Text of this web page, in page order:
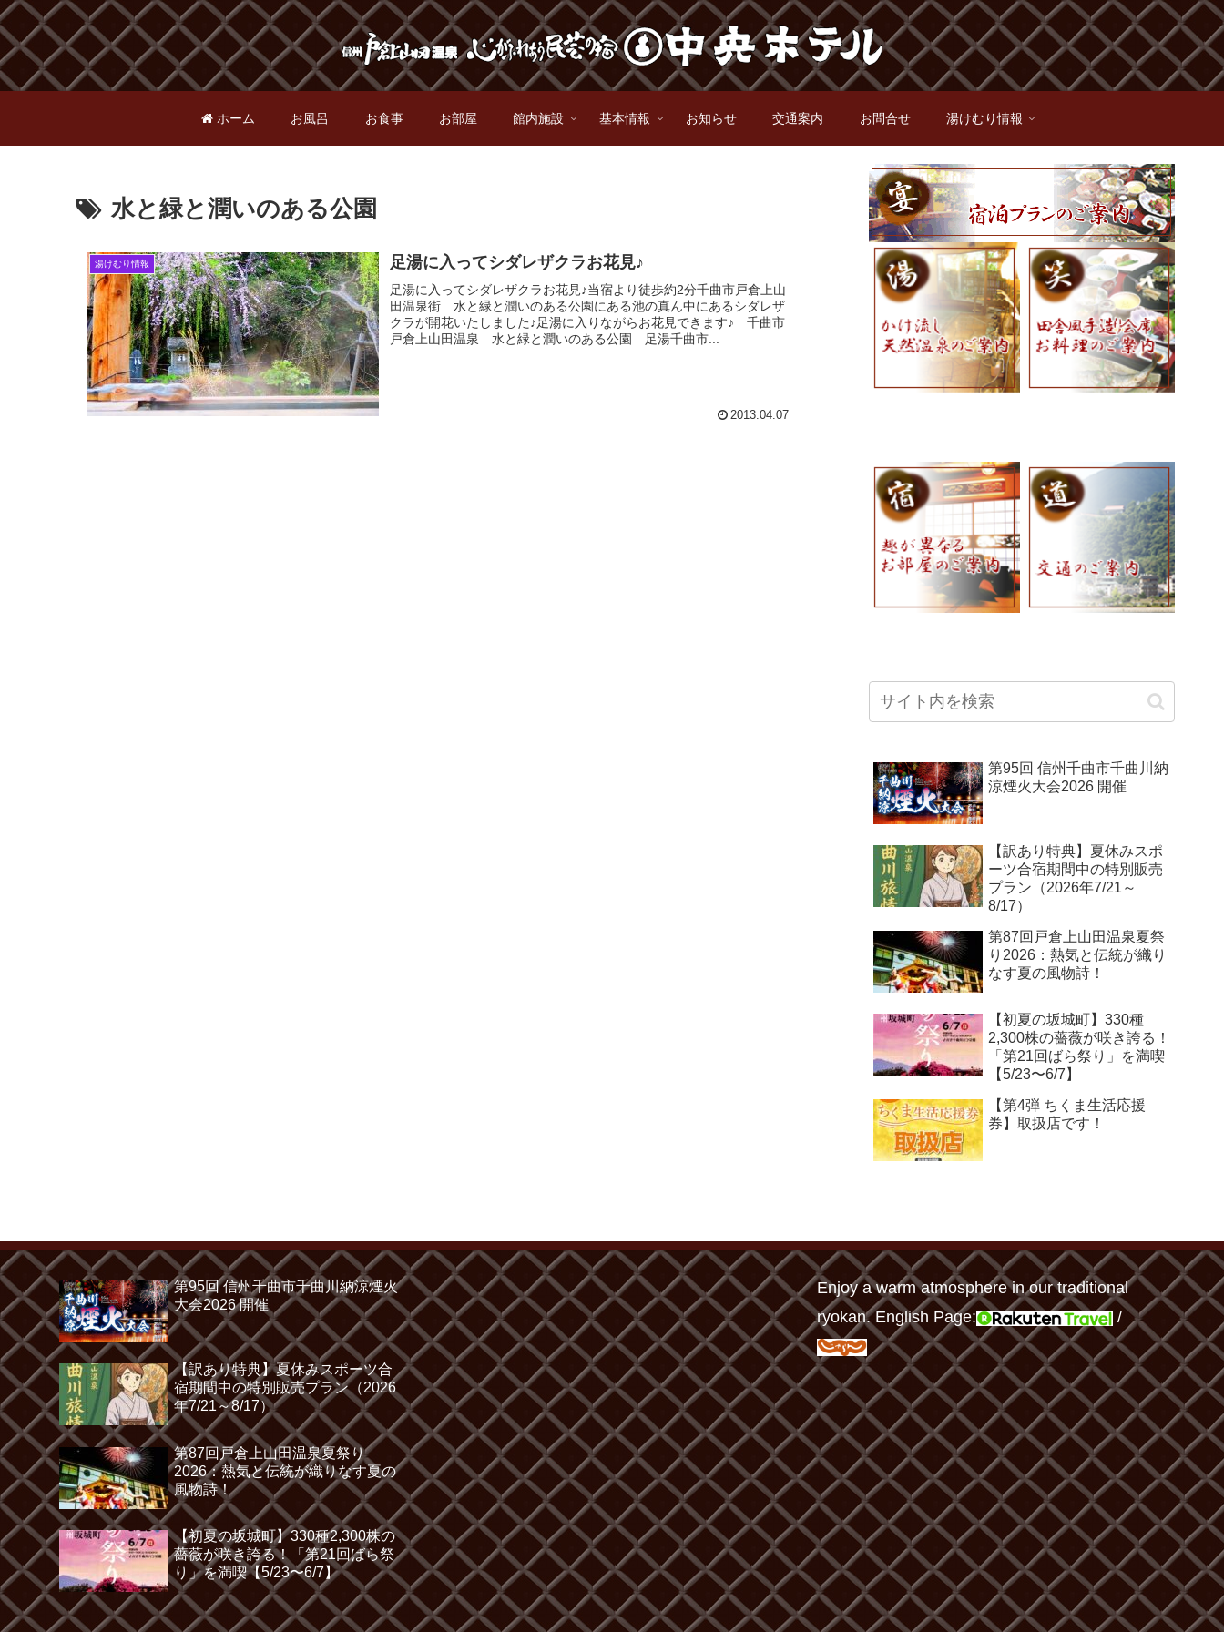
ホーム お風呂 お食事 お部屋 館内施設 基本情報 お知らせ 交通案内 お問合せ 湯けむり情報
水と緑と潤いのある公園
湯けむり情報 足湯に入ってシダレザクラお花見♪
足湯に入ってシダレザクラお花見♪当宿より徒歩約2分千曲市戸倉上山
田温泉街 水と緑と潤いのある公園にある池の真ん中にあるシダレザ
クラが開花いたしました♪足湯に入りながらお花見できます♪ 千曲市
戸倉上山田温泉 水と緑と潤いのある公園 足湯千曲市...
2013.04.07
第95回 信州千曲市千曲川納
涼煙火大会2026 開催
【訳あり特典】夏休みスポ
ーツ合宿期間中の特別販売
プラン（2026年7/21～
8/17）
第87回戸倉上山田温泉夏祭
り2026：熱気と伝統が織り
なす夏の風物詩！
【初夏の坂城町】330種
2,300株の薔薇が咲き誇る！
「第21回ばら祭り」を満喫
【5/23〜6/7】
【第4弾 ちくま生活応援
券】取扱店です！
第95回 信州千曲市千曲川納涼煙火
大会2026 開催
【訳あり特典】夏休みスポーツ合
宿期間中の特別販売プラン（2026
年7/21～8/17）
第87回戸倉上山田温泉夏祭り
2026：熱気と伝統が織りなす夏の
風物詩！
【初夏の坂城町】330種2,300株の
薔薇が咲き誇る！「第21回ばら祭
り」を満喫【5/23〜6/7】
Enjoy a warm atmosphere in our traditional
ryokan. English Page:
/